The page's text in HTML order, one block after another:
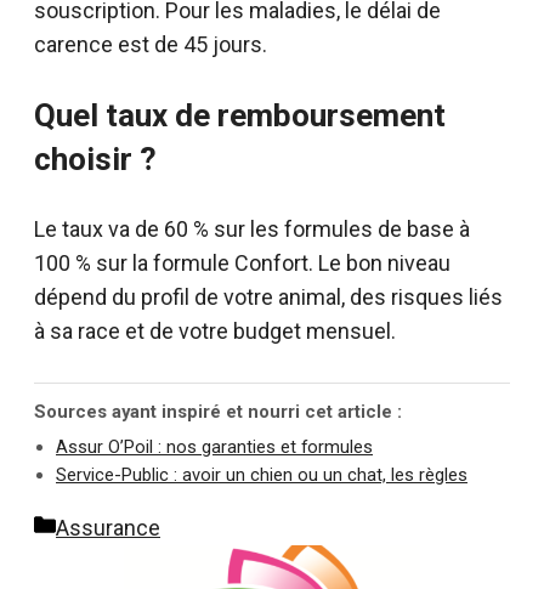
souscription. Pour les maladies, le délai de
carence est de 45 jours.
Quel taux de remboursement
choisir ?
Le taux va de 60 % sur les formules de base à
100 % sur la formule Confort. Le bon niveau
dépend du profil de votre animal, des risques liés
à sa race et de votre budget mensuel.
Sources ayant inspiré et nourri cet article :
Assur O’Poil : nos garanties et formules
Service-Public : avoir un chien ou un chat, les règles
Catégories
Assurance